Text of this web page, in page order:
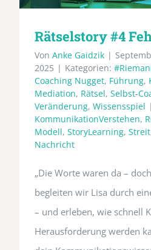
Rätselstory #4
Von Anke Gaidzik |
2025 | Kategorien:
Coaching Nugget, Führung,
Mediation, Rätsel, Selbst-
Veränderung, Wissensspiel |
KommunikationVerstehen,
Modell, StoryLearning, Streit
Nachricht
„Die Worte waren da –
begleiten wir Lisa durch
– und erleben, wie schnell
Herausforderung werden